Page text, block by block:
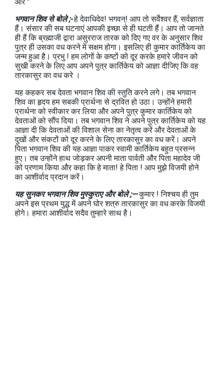
भगवान शिव से बोले ;-हे देवाधिदेव! भगवन्! आप तो सर्वेश्वर हैं, सर्वज्ञाता
हैं। संसार की सब घटनाएं आपकी इच्छा से ही घटती हैं। आप तो जानते
ही हैं कि ब्रह्माजी द्वारा असुरराज तारक को दिए गए वर के अनुसार शिव
पुत्र ही उसका वध करने में सक्षम होगा। इसलिए ही कुमार कार्तिकेय का
जन्म हुआ है। प्रभु ! हम लोगों के कष्टों को दूर करके हमारे जीवन को
सुखी करने के लिए आप अपने पुत्र कार्तिकेय को आज्ञा दीजिए कि वह
तारकासुर का वध करे ।
यह कहकर सब देवता भगवान शिव की स्तुति करने लगे। तब भगवान
शिव का हृदय हम सबकी प्रार्थना से द्रवित हो उठा। उन्होंने हमारी
प्रार्थना को स्वीकार कर लिया और अपने पुत्र कुमार कार्तिकेय को
देवताओं को सौंप दिया। तब भगवान शिव ने अपने पुत्र कार्तिकेय को यह
आज्ञा दी कि देवताओं की विशाल सेना का नेतृत्व करें और देवताओं के
दुखों और संकटों को दूर करने के लिए तारकासुर का वध करें। अपने
पिता भगवान शिव की यह आज्ञा पाकर स्वामी कार्तिकेय बहुत प्रसन्न
हुए। तब उन्होंने हाथ जोड़कर अपनी माता पार्वती और पिता महादेव जी
को प्रणाम किया और कहा कि हे माता! हे पिता ! आप मुझे विजयी होने
का आशीर्वाद प्रदान करें।
यह सुनकर भगवान शिव मुस्कुराए और बोले ;—कुमार ! निश्चय ही तुम
अपने इस प्रथम युद्ध में अपने घोर शत्रु तारकासुर का वध करके विजयी
होगे। हमारा आशीर्वाद सदैव तुम्हारे साथ है।